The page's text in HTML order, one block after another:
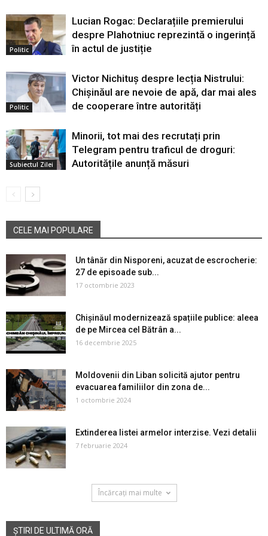
Politic
Lucian Rogac: Declarațiile premierului
despre Plahotniuc reprezintă o ingerință
în actul de justiție
Politic
Victor Nichituș despre lecția Nistrului:
Chișinăul are nevoie de apă, dar mai ales
de cooperare între autorități
Subiectul Zilei
Minorii, tot mai des recrutați prin
Telegram pentru traficul de droguri:
Autoritățile anunță măsuri
CELE MAI POPULARE
Un tânăr din Nisporeni, acuzat de escrocherie:
27 de episoade sub...
17 octombrie 2023
Chișinăul modernizează spațiile publice: aleea
de pe Mircea cel Bătrân a...
16 decembrie 2025
Moldovenii din Liban solicită ajutor pentru
evacuarea familiilor din zona de...
1 octombrie 2024
Extinderea listei armelor interzise. Vezi detalii
7 februarie 2024
Încărcați mai multe
ȘTIRI DE ULTIMĂ ORĂ